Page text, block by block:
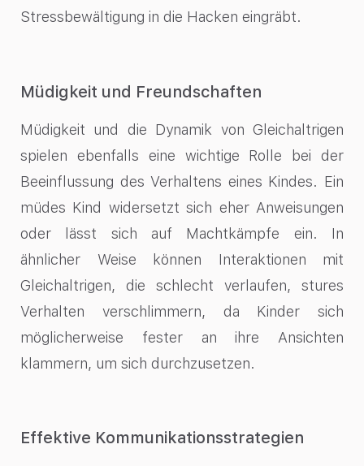
Stressbewältigung in die Hacken eingräbt.
Müdigkeit und Freundschaften
Müdigkeit und die Dynamik von Gleichaltrigen
spielen ebenfalls eine wichtige Rolle bei der
Beeinflussung des Verhaltens eines Kindes. Ein
müdes Kind widersetzt sich eher Anweisungen
oder lässt sich auf Machtkämpfe ein. In
ähnlicher Weise können Interaktionen mit
Gleichaltrigen, die schlecht verlaufen, stures
Verhalten verschlimmern, da Kinder sich
möglicherweise fester an ihre Ansichten
klammern, um sich durchzusetzen.
Effektive Kommunikationsstrategien